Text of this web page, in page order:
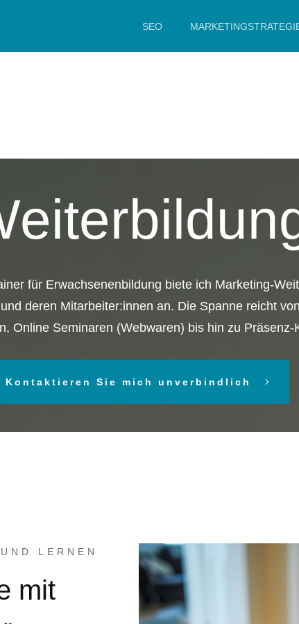
SEO
für Erwachsenenbildung biete ich Marketing-
deren Mitarbeiter:innen an. Die Spanne reicht
Online Seminaren (Webwaren) bis hin zu Präsenz-
Kontaktieren Sie mich unverbindlich
LERNEN
mit